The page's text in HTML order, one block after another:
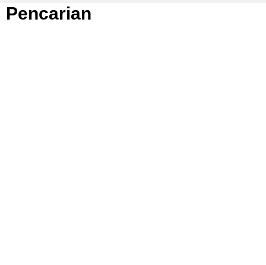
Pencarian